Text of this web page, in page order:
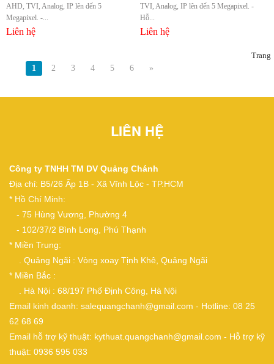
AHD, TVI, Analog, IP lên đến 5
Megapixel. -...
Liên hệ
TVI, Analog, IP lên đến 5 Megapixel. -
Hỗ...
Liên hệ
Trang
1
2 3 4 5 6 »
LIÊN HỆ
Công ty TNHH TM DV Quảng Chánh
Địa chỉ: B5/26 Ấp 1B - Xã Vĩnh Lộc - TP.HCM
* Hồ Chí Minh:
- 75 Hùng Vương, Phường 4
- 102/37/2 Bình Long, Phú Thạnh
* Miền Trung:
. Quảng Ngãi : Vòng xoay Tịnh Khê, Quảng Ngãi
* Miền Bắc :
. Hà Nội : 68/197 Phố Định Công, Hà Nội
Email kinh doanh: salequangchanh@gmail.com - Hotline: 08 25
62 68 69
Email hỗ trợ kỹ thuật: kythuat.quangchanh@gmail.com - Hỗ trợ kỹ
thuật: 0936 595 033